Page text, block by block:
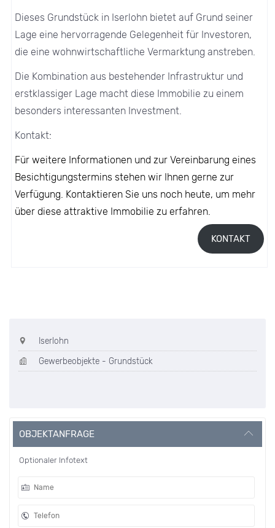
Dieses Grundstück in Iserlohn bietet auf Grund seiner
Lage eine hervorragende Gelegenheit für Investoren,
die eine wohnwirtschaftliche Vermarktung anstreben.
Die Kombination aus bestehender Infrastruktur und
erstklassiger Lage macht diese Immobilie zu einem
besonders interessanten Investment.
Kontakt:
Für weitere Informationen und zur Vereinbarung eines
Besichtigungstermins stehen wir Ihnen gerne zur
Verfügung. Kontaktieren Sie uns noch heute, um mehr
über diese attraktive Immobilie zu erfahren.
KONTAKT
Iserlohn
Gewerbeobjekte - Grundstück
OBJEKTANFRAGE
Optionaler Infotext